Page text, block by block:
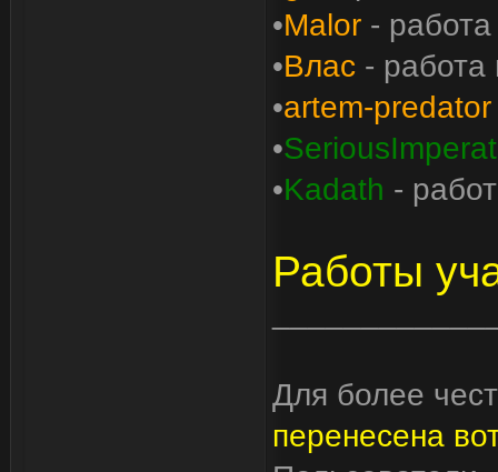
•Malor -
•Влас - работа
•artem-predator
•
•Kadath -
Работы
Для более
перенесена